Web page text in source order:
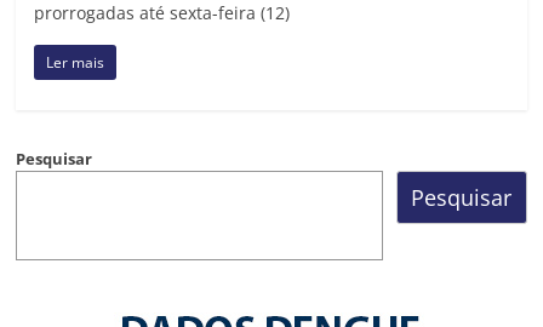
prorrogadas até sexta-feira (12)
Ler mais
Pesquisar
Pesquisar